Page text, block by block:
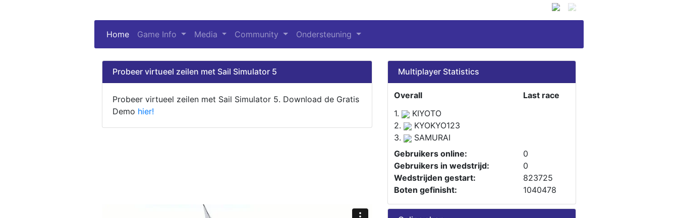
Home (current)
Game Info Media Community Ondersteuning
Probeer virtueel zeilen met Sail Simulator 5
Probeer virtueel zeilen met Sail Simulator 5. Download de Gratis
Demo hier!
Multiplayer Statistics
Overall
Last race
1.
KIYOTO
2.
KYOKYO123
3.
SAMURAI
Gebruikers online:
0
Gebruikers in wedstrijd:
0
Wedstrijden gestart:
823725
Boten gefinisht:
1040478